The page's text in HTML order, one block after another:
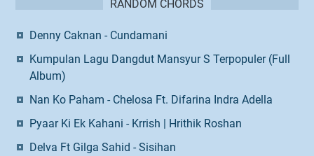
RANDOM CHORDS
Denny Caknan - Cundamani
Kumpulan Lagu Dangdut Mansyur S Terpopuler (Full
Album)
Nan Ko Paham - Chelosa Ft. Difarina Indra Adella
Pyaar Ki Ek Kahani - Krrish | Hrithik Roshan
Delva Ft Gilga Sahid - Sisihan